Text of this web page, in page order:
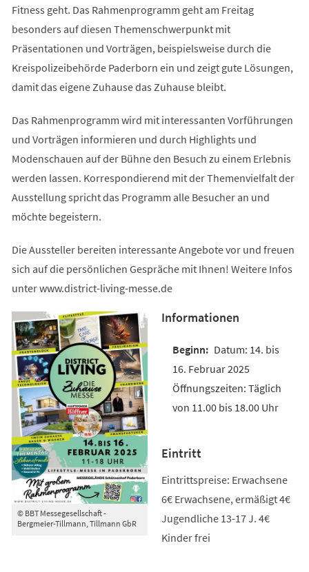
Fitness geht. Das Rahmenprogramm geht am Freitag
besonders auf diesen Themenschwerpunkt mit
Präsentationen und Vorträgen, beispielsweise durch die
Kreispolizeibehörde Paderborn ein und zeigt gute Lösungen,
damit das eigene Zuhause das Zuhause bleibt.
Das Rahmenprogramm wird mit interessanten Vorführungen
und Vorträgen informieren und durch Highlights und
Modenschauen auf der Bühne den Besuch zu einem Erlebnis
werden lassen. Korrespondierend mit der Themenvielfalt der
Ausstellung spricht das Programm alle Besucher an und
möchte begeistern.
Die Aussteller bereiten interessante Angebote vor und freuen
sich auf die persönlichen Gespräche mit Ihnen! Weitere Infos
unter www.district-living-messe.de
© BBT Messegesellschaft -
Bergmeier-Tillmann, Tillmann GbR
Informationen
Datum: 14. bis
16. Februar 2025
Öffnungszeiten: Täglich
von 11.00 bis 18.00 Uhr
Eintritt
Eintrittspreise: Erwachsene
6€ Erwachsene, ermäßigt 4€
Jugendliche 13-17 J. 4€
Kinder frei